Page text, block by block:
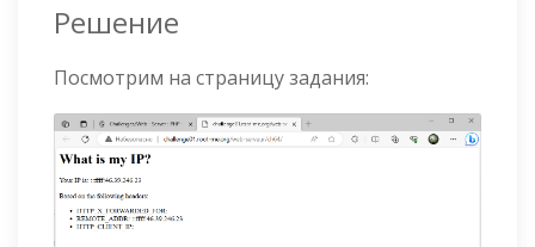
Решение
Посмотрим на страницу задания: